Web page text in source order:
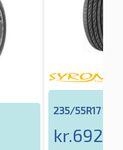
235/55R17
kr.692.16